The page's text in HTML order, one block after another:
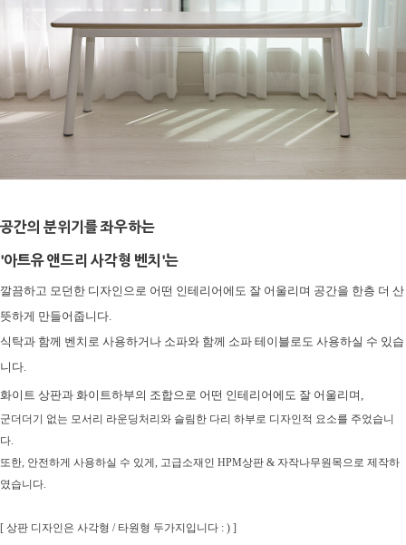
공간의 분위기를 좌우하는
'아트유 앤드리 사각형 벤치'는
깔끔하고 모던한 디자인으로 어떤 인테리어에도 잘 어울리며 공간을 한층 더 산
뜻하게 만들어줍니다.
식탁과 함께 벤치로 사용하거나 소파와 함께 소파 테이블로도 사용하실 수 있습
니다.
화이트 상판과 화이트하부의 조합으로 어떤 인테리어에도 잘 어울리며,
군더더기 없는 모서리 라운딩처리와 슬림한 다리 하부로 디자인적 요소를 주었습니
다.
또한, 안전하게 사용하실 수 있게, 고급소재인 HPM상판 & 자작나무원목으로 제작하
였습니다.
[ 상판 디자인은 사각형 / 타원형 두가지입니다 : ) ]